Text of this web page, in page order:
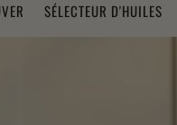
SÉLECTEUR D'HUILES